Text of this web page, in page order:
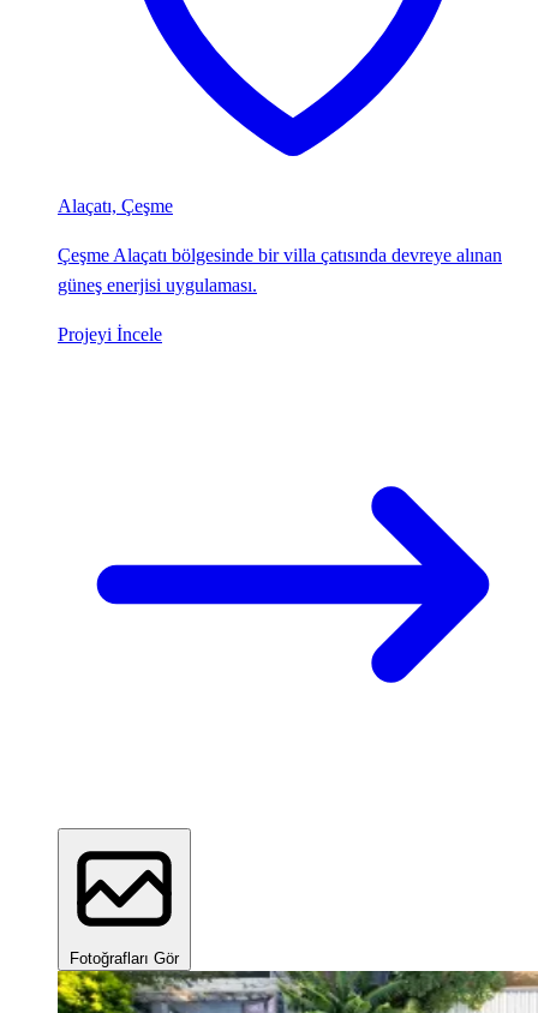
Alaçatı, Çeşme
Çeşme Alaçatı bölgesinde bir villa çatısında devreye alınan
güneş enerjisi uygulaması.
Projeyi İncele
Fotoğrafları Gör